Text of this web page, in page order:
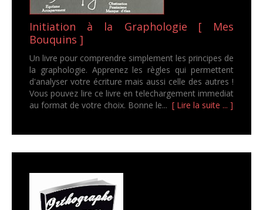
Initiation à la Graphologie [ Mes
Bouquins ]
Un livre pour comprendre simplement les principes de
la graphologie. Apprenez les règles qui permettent
d'analyser votre écriture mais aussi celle des autres !
Vous pouvez lire ce livre en telechargement immediat
au format de votre choix. Bonne le... [ Lire la suite ... ]